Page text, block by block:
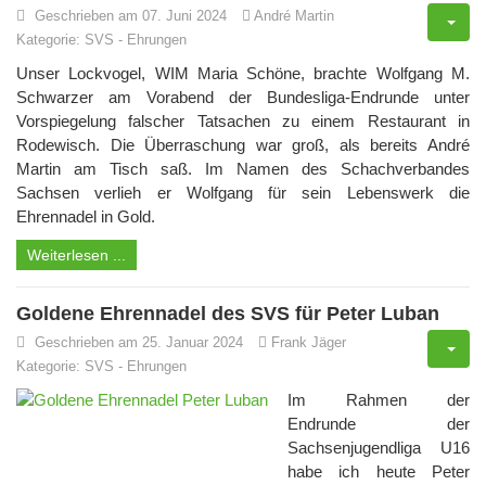
Geschrieben am 07. Juni 2024
André Martin
Kategorie: SVS - Ehrungen
Unser Lockvogel, WIM Maria Schöne, brachte Wolfgang M.
Schwarzer am Vorabend der Bundesliga-Endrunde unter
Vorspiegelung falscher Tatsachen zu einem Restaurant in
Rodewisch. Die Überraschung war groß, als bereits André
Martin am Tisch saß. Im Namen des Schachverbandes
Sachsen verlieh er Wolfgang für sein Lebenswerk die
Ehrennadel in Gold.
Weiterlesen ...
Goldene Ehrennadel des SVS für Peter Luban
Geschrieben am 25. Januar 2024
Frank Jäger
Kategorie: SVS - Ehrungen
Im Rahmen der
Endrunde der
Sachsenjugendliga U16
habe ich heute Peter